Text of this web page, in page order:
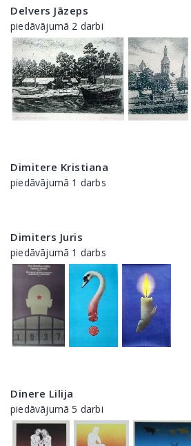
Delvers Jāzeps
piedāvājumā 2 darbi
Dimitere Kristiana
piedāvājumā 1 darbs
Dimiters Juris
piedāvājumā 1 darbs
Dinere Lilija
piedāvājumā 5 darbi